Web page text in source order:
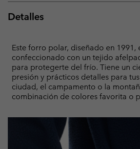
Detalles
Este forro polar, diseñado en 1991,
confeccionado con un tejido
para protegerte del frío. Tiene un
presión y prácticos detalles para
ciudad, el campamento o la
combinación de colores favorita o